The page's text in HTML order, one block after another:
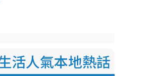
活人氣本地熱話